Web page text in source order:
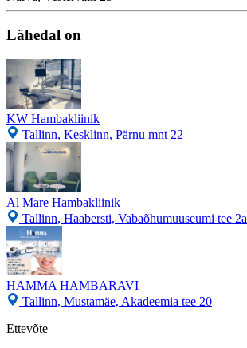
Lähedal on
KW Hambakliinik
Tallinn, Kesklinn, Pärnu mnt 22
Al Mare Hambakliinik
Tallinn, Haabersti, Vabaõhumuuseumi tee 2a
HAMMA HAMBARAVI
Tallinn, Mustamäe, Akadeemia tee 20
Ettevõte